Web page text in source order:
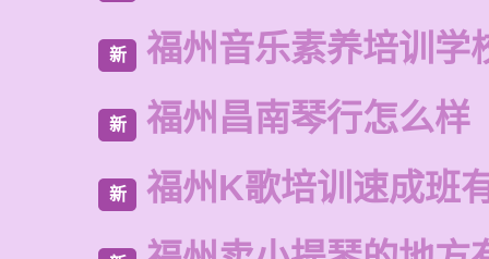
新 福州音乐素养培训学
新 福州昌南琴行怎么样
新 福州K歌培训速成班